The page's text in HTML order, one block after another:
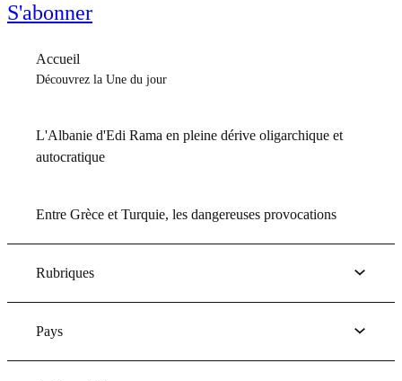
S'abonner
Accueil
Découvrez la Une du jour
L'Albanie d'Edi Rama en pleine dérive oligarchique et
autocratique
Entre Grèce et Turquie, les dangereuses provocations
Rubriques
Pays